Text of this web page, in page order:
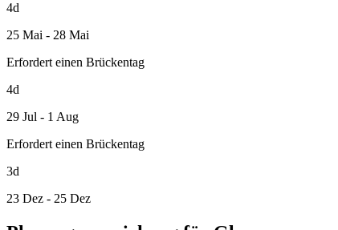
4d
25 Mai - 28 Mai
Erfordert einen Brückentag
4d
29 Jul - 1 Aug
Erfordert einen Brückentag
3d
23 Dez - 25 Dez